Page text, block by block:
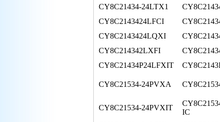
CY8C21434-24LTX1
CY8C2143424LFCI
CY8C2143424LQXI
CY8C214342LXFI
CY8C21434P24LFXIT
CY8C21534-24PVXA
CY8C21534-24PVXIT
IC